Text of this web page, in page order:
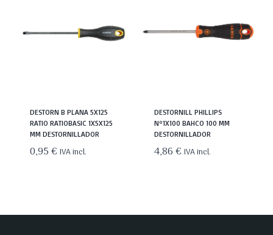
DESTORN B PLANA 5X125
RATIO RATIOBASIC 1X5X125
MM DESTORNILLADOR
0,95€ IVA incl.
DESTORNILL PHILLIPS
Nº1X100 BAHCO 100 MM
DESTORNILLADOR
4,86€ IVA incl.